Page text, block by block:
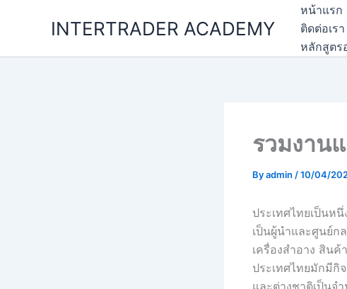
INTERTRADER ACADEMY
หน้าแรก
ติดต่อเรา
หลักสูตร
รวมงาน
Byadmin /10/04/
ประเทศไทยเป็นห
เป็นผู้นำและศูนย์ก
เครื่องสำอาง สิน
ประเทศไทยมักมีกิ
และต่างชาติเป็นจ